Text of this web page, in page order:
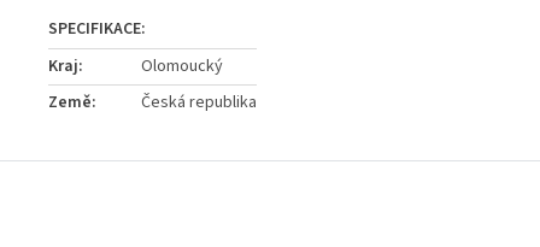
Kraj:
Olomoucký
Země: Česká republika